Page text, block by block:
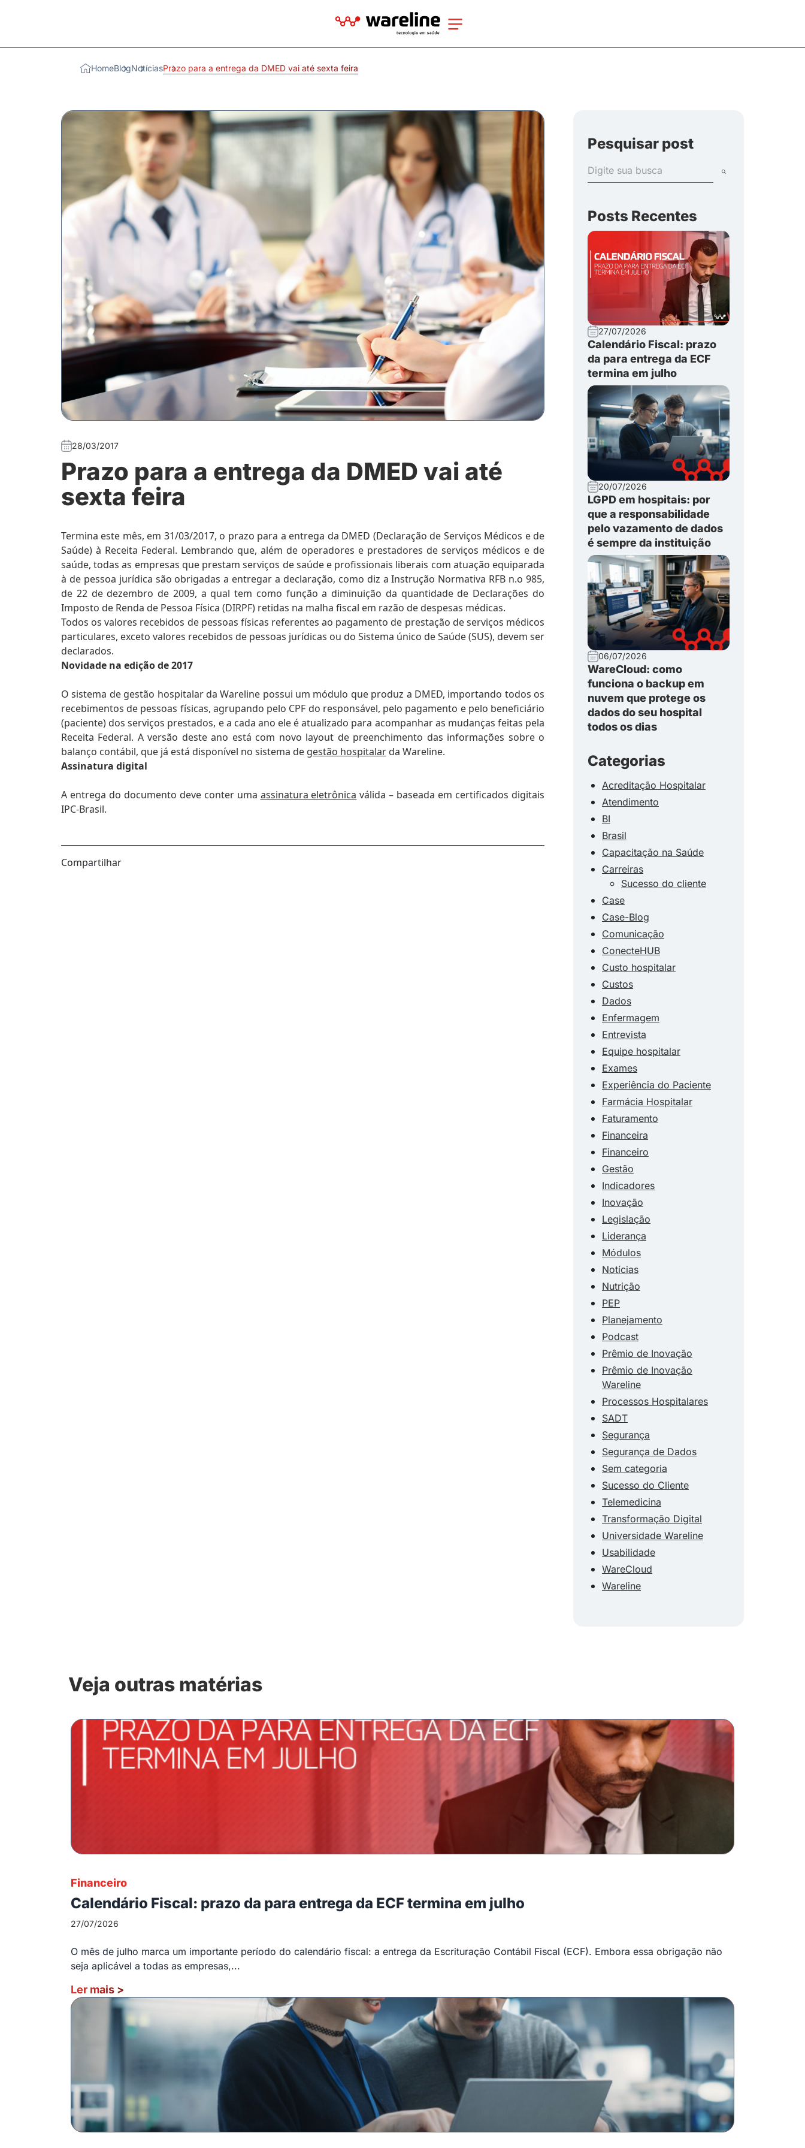
HomeBlogNotíciasPrazo para a entrega da DMED vai até sexta feira
28/03/2017
Prazo para a entrega da DMED vai até
sexta feira
Termina este mês, em 31/03/2017, o prazo para a entrega da DMED (Declaração de Serviços Médicos e de
Saúde) à Receita Federal. Lembrando que, além de operadores e prestadores de serviços médicos e de
saúde, todas as empresas que prestam serviços de saúde e profissionais liberais com atuação equiparada
à de pessoa jurídica são obrigadas a entregar a declaração, como diz a Instrução Normativa RFB n.o 985,
de 22 de dezembro de 2009, a qual tem como função a diminuição da quantidade de Declarações do
Imposto de Renda de Pessoa Física (DIRPF) retidas na malha fiscal em razão de despesas médicas.
Todos os valores recebidos de pessoas físicas referentes ao pagamento de prestação de serviços médicos
particulares, exceto valores recebidos de pessoas jurídicas ou do Sistema único de Saúde (SUS), devem ser
declarados.
Novidade na edição de 2017
O sistema de gestão hospitalar da Wareline possui um módulo que produz a DMED, importando todos os
recebimentos de pessoas físicas, agrupando pelo CPF do responsável, pelo pagamento e pelo beneficiário
(paciente) dos serviços prestados, e a cada ano ele é atualizado para acompanhar as mudanças feitas pela
Receita Federal. A versão deste ano está com novo layout de preenchimento das informações sobre o
balanço contábil, que já está disponível no sistema de gestão hospitalar da Wareline.
Assinatura digital
A entrega do documento deve conter uma assinatura eletrônica válida – baseada em certificados digitais
IPC-Brasil.
Compartilhar
Pesquisar post
Posts Recentes
27/07/2026
Calendário Fiscal: prazo
da para entrega da ECF
termina em julho
20/07/2026
LGPD em hospitais: por
que a responsabilidade
pelo vazamento de dados
é sempre da instituição
06/07/2026
WareCloud: como
funciona o backup em
nuvem que protege os
dados do seu hospital
todos os dias
Categorias
Acreditação Hospitalar
Atendimento
BI
Brasil
Capacitação na Saúde
Carreiras
Sucesso do cliente
Case
Case-Blog
Comunicação
ConecteHUB
Custo hospitalar
Custos
Dados
Enfermagem
Entrevista
Equipe hospitalar
Exames
Experiência do Paciente
Farmácia Hospitalar
Faturamento
Financeira
Financeiro
Gestão
Indicadores
Inovação
Legislação
Liderança
Módulos
Notícias
Nutrição
PEP
Planejamento
Podcast
Prêmio de Inovação
Prêmio de Inovação
Wareline
Processos Hospitalares
SADT
Segurança
Segurança de Dados
Sem categoria
Sucesso do Cliente
Telemedicina
Transformação Digital
Universidade Wareline
Usabilidade
WareCloud
Wareline
Veja outras matérias
Financeiro
Calendário Fiscal: prazo da para entrega da ECF termina em julho
27/07/2026
O mês de julho marca um importante período do calendário fiscal: a entrega da Escrituração Contábil Fiscal (ECF). Embora essa obrigação não
seja aplicável a todas as empresas,...
Ler mais >